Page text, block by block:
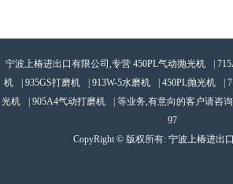
宁波上椿进出口有限公司,专营 450PL气动抛光机
机
935GS打磨机 913W-5水磨机 450PL抛光机
光机
905A4气动打磨机 | 等业务,有意向的客户请咨
97
CopyRight © 版权所有: 宁波上椿进出